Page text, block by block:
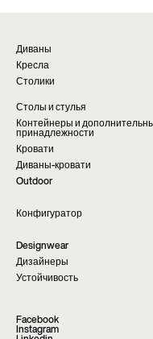
Запросить
Диваны
Кресла
Столики
Столы и стулья
Контейнеры и
принадлежности
Кровати
Диваны-кровати
Outdoor
Конфигуратор
Designwear
Дизайнеры
Устойчивость
Facebook
Instagram